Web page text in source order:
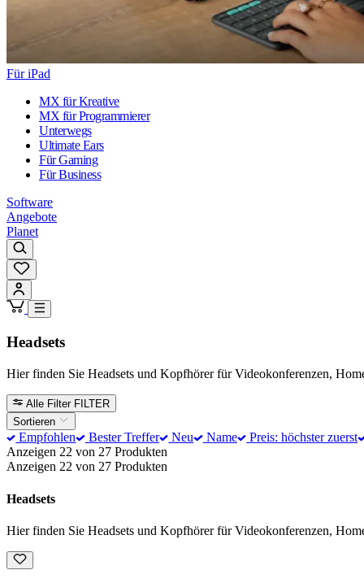
Für iPad
MX für Kreative
MX für Programmierer
Unterwegs
Ultimate Ears
Für Gaming
Für Business
Software
Angebote
Planet
Headsets
Hier finden Sie Headsets und Kopfhörer für Videokonferenzen,
Alle Filter FILTER
Sortieren
Empfohlen Bester Treffer Neu Name Preis: höchster zuerst
Anzeigen 22 von 27 Produkten
Anzeigen 22 von 27 Produkten
Headsets
Hier finden Sie Headsets und Kopfhörer für Videokonferenzen,